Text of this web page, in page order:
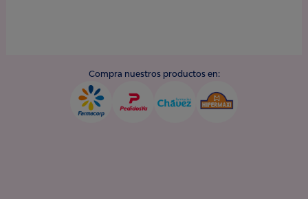
Compra nuestros productos en: